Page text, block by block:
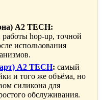
A2 TECH:
работы hop-up, точной
использования
A2 TECH: самый
и того же объёма, но
силикона для
обслуживания.